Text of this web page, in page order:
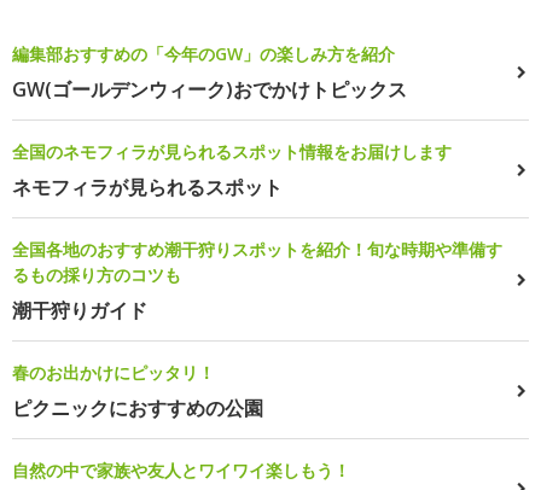
編集部おすすめの「今年のGW」の楽しみ方を紹介
GW(ゴールデンウィーク)おでかけトピックス
全国のネモフィラが見られるスポット情報をお届けします
ネモフィラが見られるスポット
全国各地のおすすめ潮干狩りスポットを紹介！旬な時期や準備す
るもの採り方のコツも
潮干狩りガイド
春のお出かけにピッタリ！
ピクニックにおすすめの公園
自然の中で家族や友人とワイワイ楽しもう！